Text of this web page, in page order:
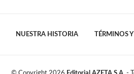
NUESTRA HISTORIA TÉRMINOS